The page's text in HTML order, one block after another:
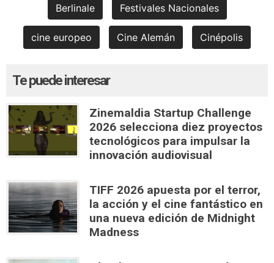
Berlinale Festivales Nacionales
cine europeo Cine Alemán Cinépolis
Te puede interesar
Zinemaldia Startup Challenge
2026 selecciona diez proyectos
tecnológicos para impulsar la
innovación audiovisual
TIFF 2026 apuesta por el terror,
la acción y el cine fantástico en
una nueva edición de Midnight
Madness